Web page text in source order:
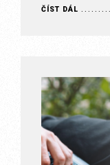
špatně? Nejste…
ČÍST DÁL